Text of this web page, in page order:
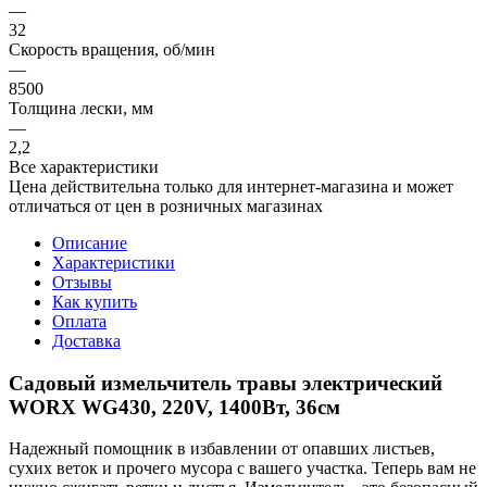
—
32
Скорость вращения, об/мин
—
8500
Толщина лески, мм
—
2,2
Все характеристики
Цена действительна только для интернет-магазина и может
отличаться от цен в розничных магазинах
Описание
Характеристики
Отзывы
Как купить
Оплата
Доставка
Садовый измельчитель травы электрический
WORX WG430, 220V, 1400Вт, 36см
Надежный помощник в избавлении от опавших листьев,
сухих веток и прочего мусора с вашего участка. Теперь вам не